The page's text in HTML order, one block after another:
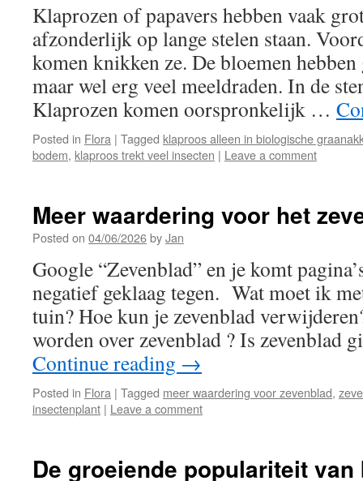
Klaprozen of papavers hebben vaak
afzonderlijk op lange stelen staan.
komen knikken ze. De bloemen
maar wel erg veel meeldraden. In de
Klaprozen komen oorspronkelijk …
Posted in Flora | Tagged klaproos alleen in biologische
bodem, klaproos trekt veel insecten | Leave a comment
Meer waardering voor het
Posted on 04/06/2026byJan
Google “Zevenblad” en je komt
negatief geklaag tegen. Wat moet ik
tuin? Hoe kun je zevenblad
worden over zevenblad ? Is zevenblad
Continue reading →
Posted in Flora | Tagged meer waardering voor zevenblad,
insectenplant | Leave a comment
De groeiende populariteit